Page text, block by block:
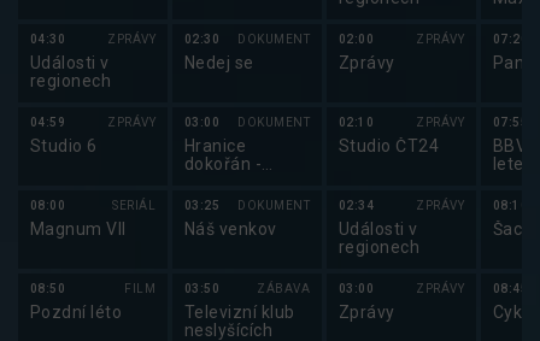
04:30 ZPRÁVY
Události v
regionech
04:59 ZPRÁVY
Studio 6
08:00 SERIÁL
Magnum VII
08:50 FILM
Pozdní léto
02:30 DOKUMENT
Nedej se
03:00 DOKUMENT
Hranice
dokořán -
polsko-czeskie
03:25 DOKUMENT
Náš venkov
03:50 ZÁBAVA
Televizní klub
neslyšících
02:00 ZPRÁVY
Zprávy
02:10 ZPRÁVY
Studio ČT24
02:34 ZPRÁVY
Události v
regionech
03:00 ZPRÁVY
Zprávy
07:20
07:55
BBV
08:10
08:45